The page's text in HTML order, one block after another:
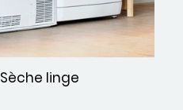
Sèche linge